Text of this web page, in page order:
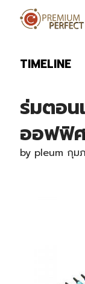
TIMELINE
ร่มตอ
ออฟฟิ
by pleum กุม